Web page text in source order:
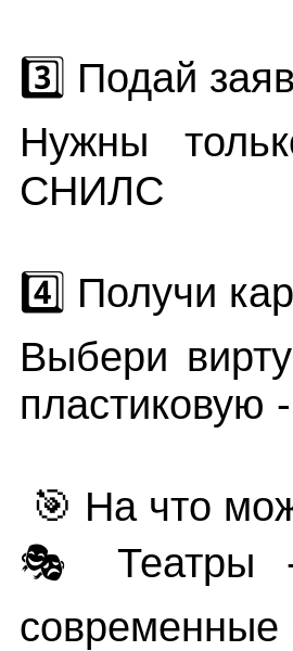
3️⃣ Подай
Нужны
СНИЛС
4️⃣ Получи
Выбери
пластиковую
🎯 На что
🎭 Театры
современные